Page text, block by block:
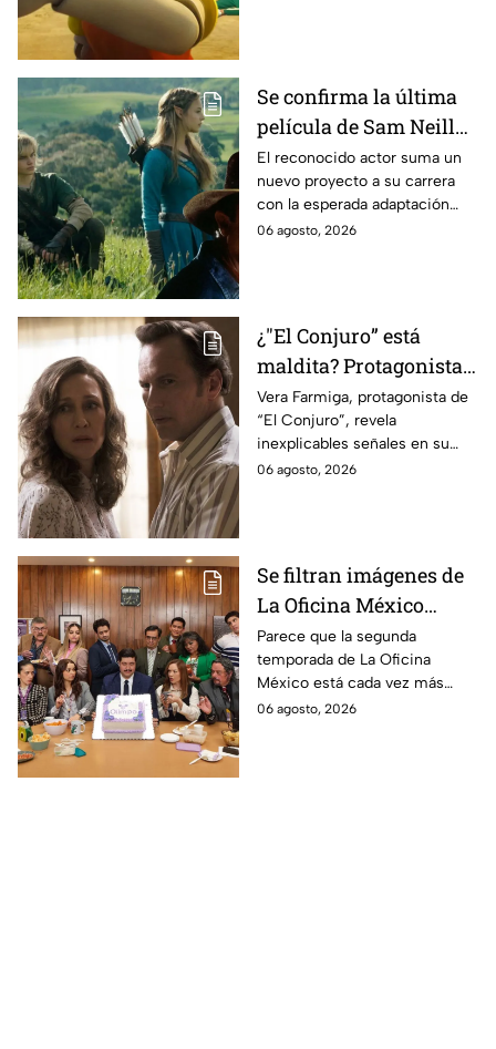
Se confirma la última
película de Sam Neill
antes de morir: esto es
lo que se sabe hasta
ahora
El reconocido actor suma un
nuevo proyecto a su carrera
con la esperada adaptación
cinematográfica del popular
06 agosto, 2026
¿"El Conjuro” está
maldita? Protagonista
revela INQUIETANTES
señales en su cuerpo
durante la grabación de
la película
Vera Farmiga, protagonista de
“El Conjuro”, revela
inexplicables señales en su
cuerpo durante el rodaje de la
06 agosto, 2026
Se filtran imágenes de
La Oficina México
temporada 2 y un
detalle desata teorías
entre los fans
Parece que la segunda
temporada de La Oficina
México está cada vez más
cerca, pues el elenco ya se
06 agosto, 2026